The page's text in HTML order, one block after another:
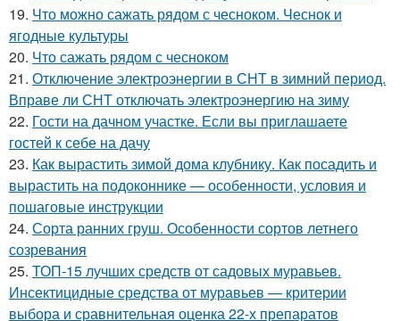
19. Что можно сажать рядом с чесноком. Чеснок и
ягодные культуры
20. Что сажать рядом с чесноком
21. Отключение электроэнергии в СНТ в зимний период.
Вправе ли СНТ отключать электроэнергию на зиму
22. Гости на дачном участке. Если вы приглашаете
гостей к себе на дачу
23. Как вырастить зимой дома клубнику. Как посадить и
вырастить на подоконнике — особенности, условия и
пошаговые инструкции
24. Сорта ранних груш. Особенности сортов летнего
созревания
25. ТОП-15 лучших средств от садовых муравьев.
Инсектицидные средства от муравьев — критерии
выбора и сравнительная оценка 22-х препаратов